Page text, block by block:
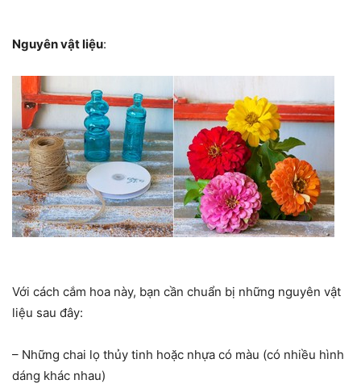
Nguyên vật liệu:
Với cách cắm hoa này, bạn cần chuẩn bị những nguyên vật
liệu sau đây:
– Những chai lọ thủy tinh hoặc nhựa có màu (có nhiều hình
dáng khác nhau)